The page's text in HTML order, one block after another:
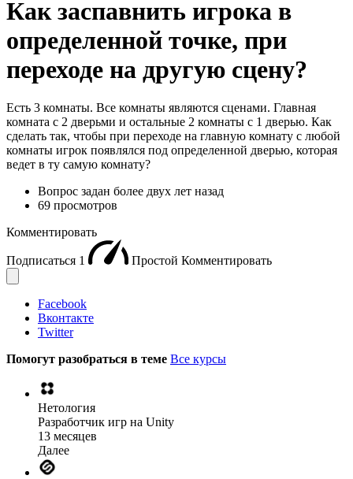
Как заспавнить игрока в
определенной точке, при
переходе на другую сцену?
Есть 3 комнаты. Все комнаты являются сценами. Главная
комната с 2 дверьми и остальные 2 комнаты с 1 дверью. Как
сделать так, чтобы при переходе на главную комнату с любой
комнаты игрок появлялся под определенной дверью, которая
ведет в ту самую комнату?
Вопрос задан более двух лет назад
69 просмотров
Комментировать
Подписаться 1 Простой Комментировать
Facebook
Вконтакте
Twitter
Помогут разобраться в теме Все курсы
Нетология
Разработчик игр на Unity
13 месяцев
Далее